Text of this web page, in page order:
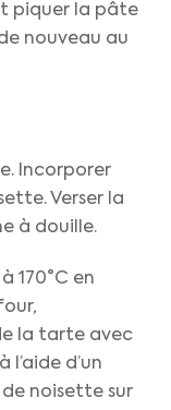
piquer la pâte
nouveau au
Incorporer
Verser la
à douille.
170°C en
la tarte avec
l’aide d’un
noisette sur